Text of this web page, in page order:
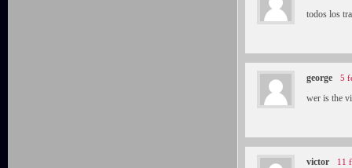
todos los
george 5
wer is the
victor 11